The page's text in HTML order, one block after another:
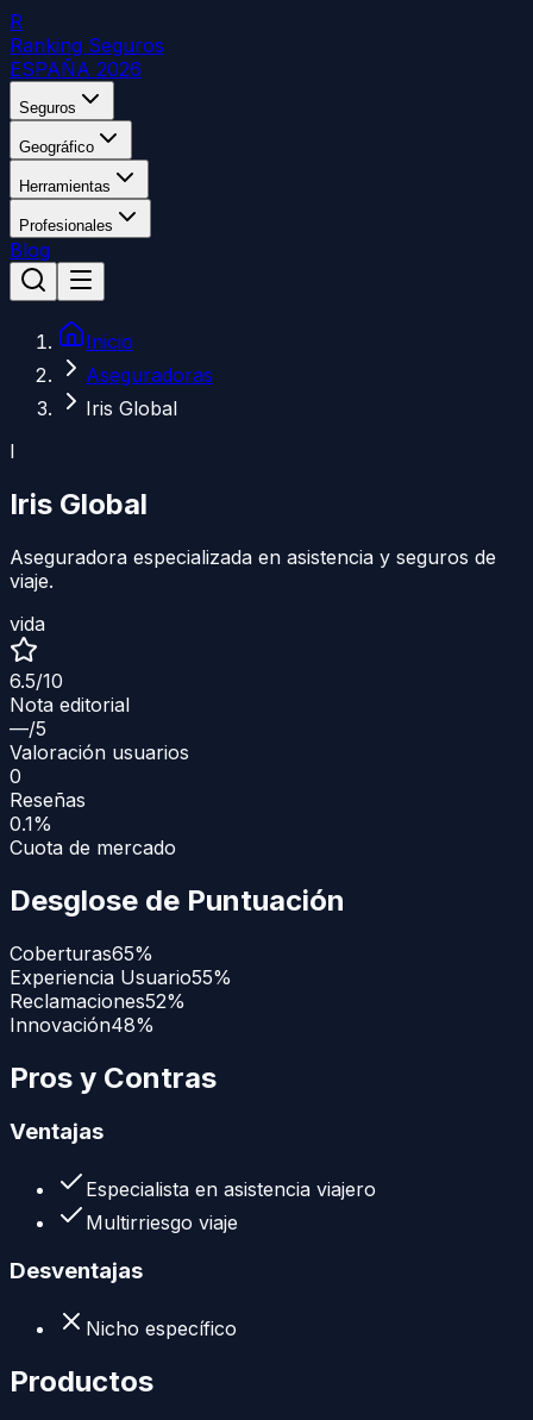
R
Ranking Seguros
ESPAÑA 2026
Seguros
Geográfico
Herramientas
Profesionales
Blog
Inicio
Aseguradoras
Iris Global
I
Iris Global
Aseguradora especializada en asistencia y seguros de
viaje.
vida
6.5/10
Nota editorial
—/5
Valoración usuarios
0
Reseñas
0.1%
Cuota de mercado
Desglose de Puntuación
Coberturas65%
Experiencia Usuario55%
Reclamaciones52%
Innovación48%
Pros y Contras
Ventajas
Especialista en asistencia viajero
Multirriesgo viaje
Desventajas
Nicho específico
Productos